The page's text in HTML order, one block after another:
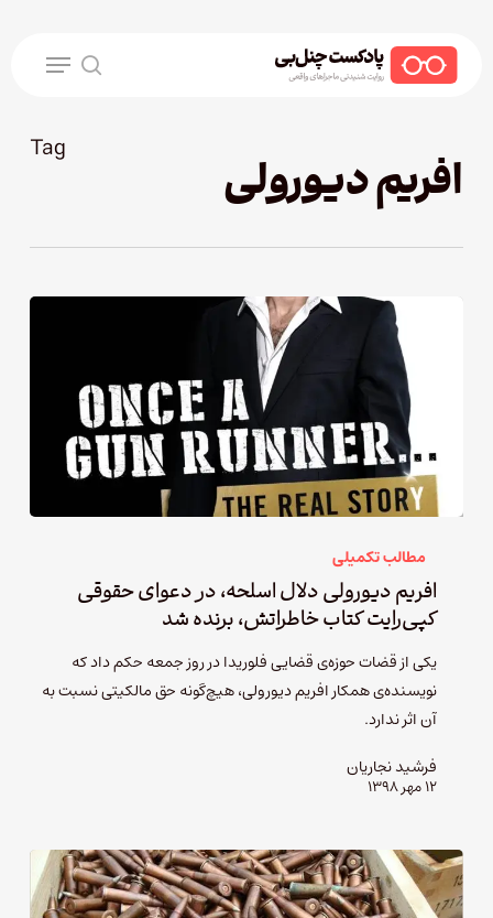
search
Menu
Tag
افریم دیورولی
مطالب تکمیلی
افریم دیورولی دلال اسلحه­‌، در دعوای حقوقی
کپی‌رایت کتاب خاطراتش، برنده شد
یکی از قضات حوزه‌­ی قضایی فلوریدا در روز جمعه حکم داد که
نویسنده­‌ی همکار افریم دیورولی، هیچ‌گونه حق مالکیتی نسبت به
آن اثر ندارد.
فرشید نجاریان
۱۲ مهر ۱۳۹۸